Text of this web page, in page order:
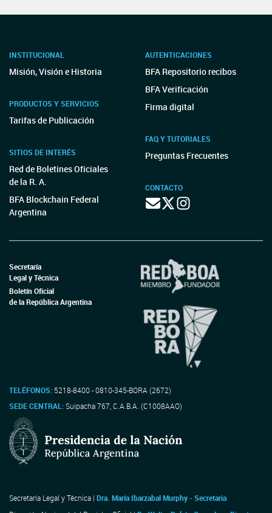
INSTITUCIONAL
Misión, Visión e Historia
PRODUCTOS Y SERVICIOS
Tarifas de Publicación
SITIOS DE INTERÉS
Red de Boletines Oficiales
de la R. A.
BFA Blockchain Federal
Argentina
AUTENTICACIONES
BFA Repositorio recibos
BFA Verificación
Firma digital
FAQ Y TUTORIALES
Preguntas Frecuentes
CONTACTO
Secretaría
Legal y Técnica
Boletín Oficial
de la República Argentina
TELÉFONOS: 5218-8400 - 0810-345-BORA (2672)
SEDE CENTRAL:Suipacha 767, C.A.B.A. (C1008AAO)
Secretaría Legal y Técnica | Dra. María Ibarzabal Murphy - Secretaria